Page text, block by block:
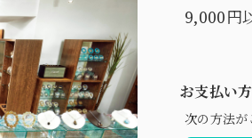
9,000円
お支払い
次の方法が